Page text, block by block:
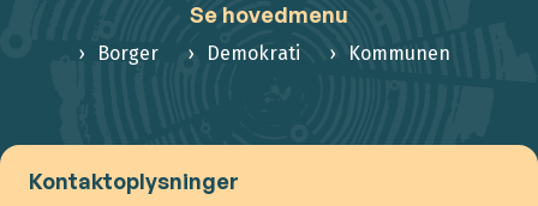
Se hovedmenu
Borger Demokrati Kommunen
Kontaktoplysninger